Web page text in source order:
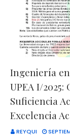
Ingeniería
UPEA I/
Suficiencia
Excelencia
REYQUI